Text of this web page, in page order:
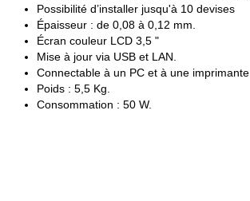
Possibilité d’installer jusqu'à 10 devises
Épaisseur : de 0,08 à 0,12 mm.
Écran couleur LCD 3,5 "
Mise à jour via USB et LAN.
Connectable à un PC et à une imprimante
Poids : 5,5 Kg.
Consommation : 50 W.